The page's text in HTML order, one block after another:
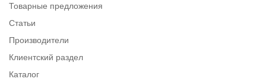
Товарные предложения
Статьи
Производители
Клиентский раздел
Каталог